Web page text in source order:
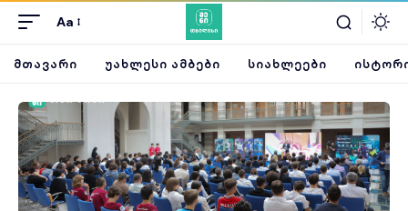
Aa
ᲛᲗᲐᲕᲐᲠᲘ ᲣᲐᲮᲚᲔᲡᲘ ᲐᲛᲑᲔᲑᲘ ᲡᲘᲐᲮᲚᲔᲔᲑᲘ